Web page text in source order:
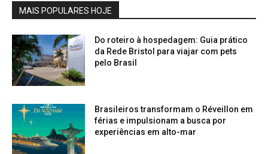
MAIS POPULARES HOJE
Do roteiro à hospedagem: Guia prático
da Rede Bristol para viajar com pets
pelo Brasil
Brasileiros transformam o Réveillon em
férias e impulsionam a busca por
experiências em alto-mar